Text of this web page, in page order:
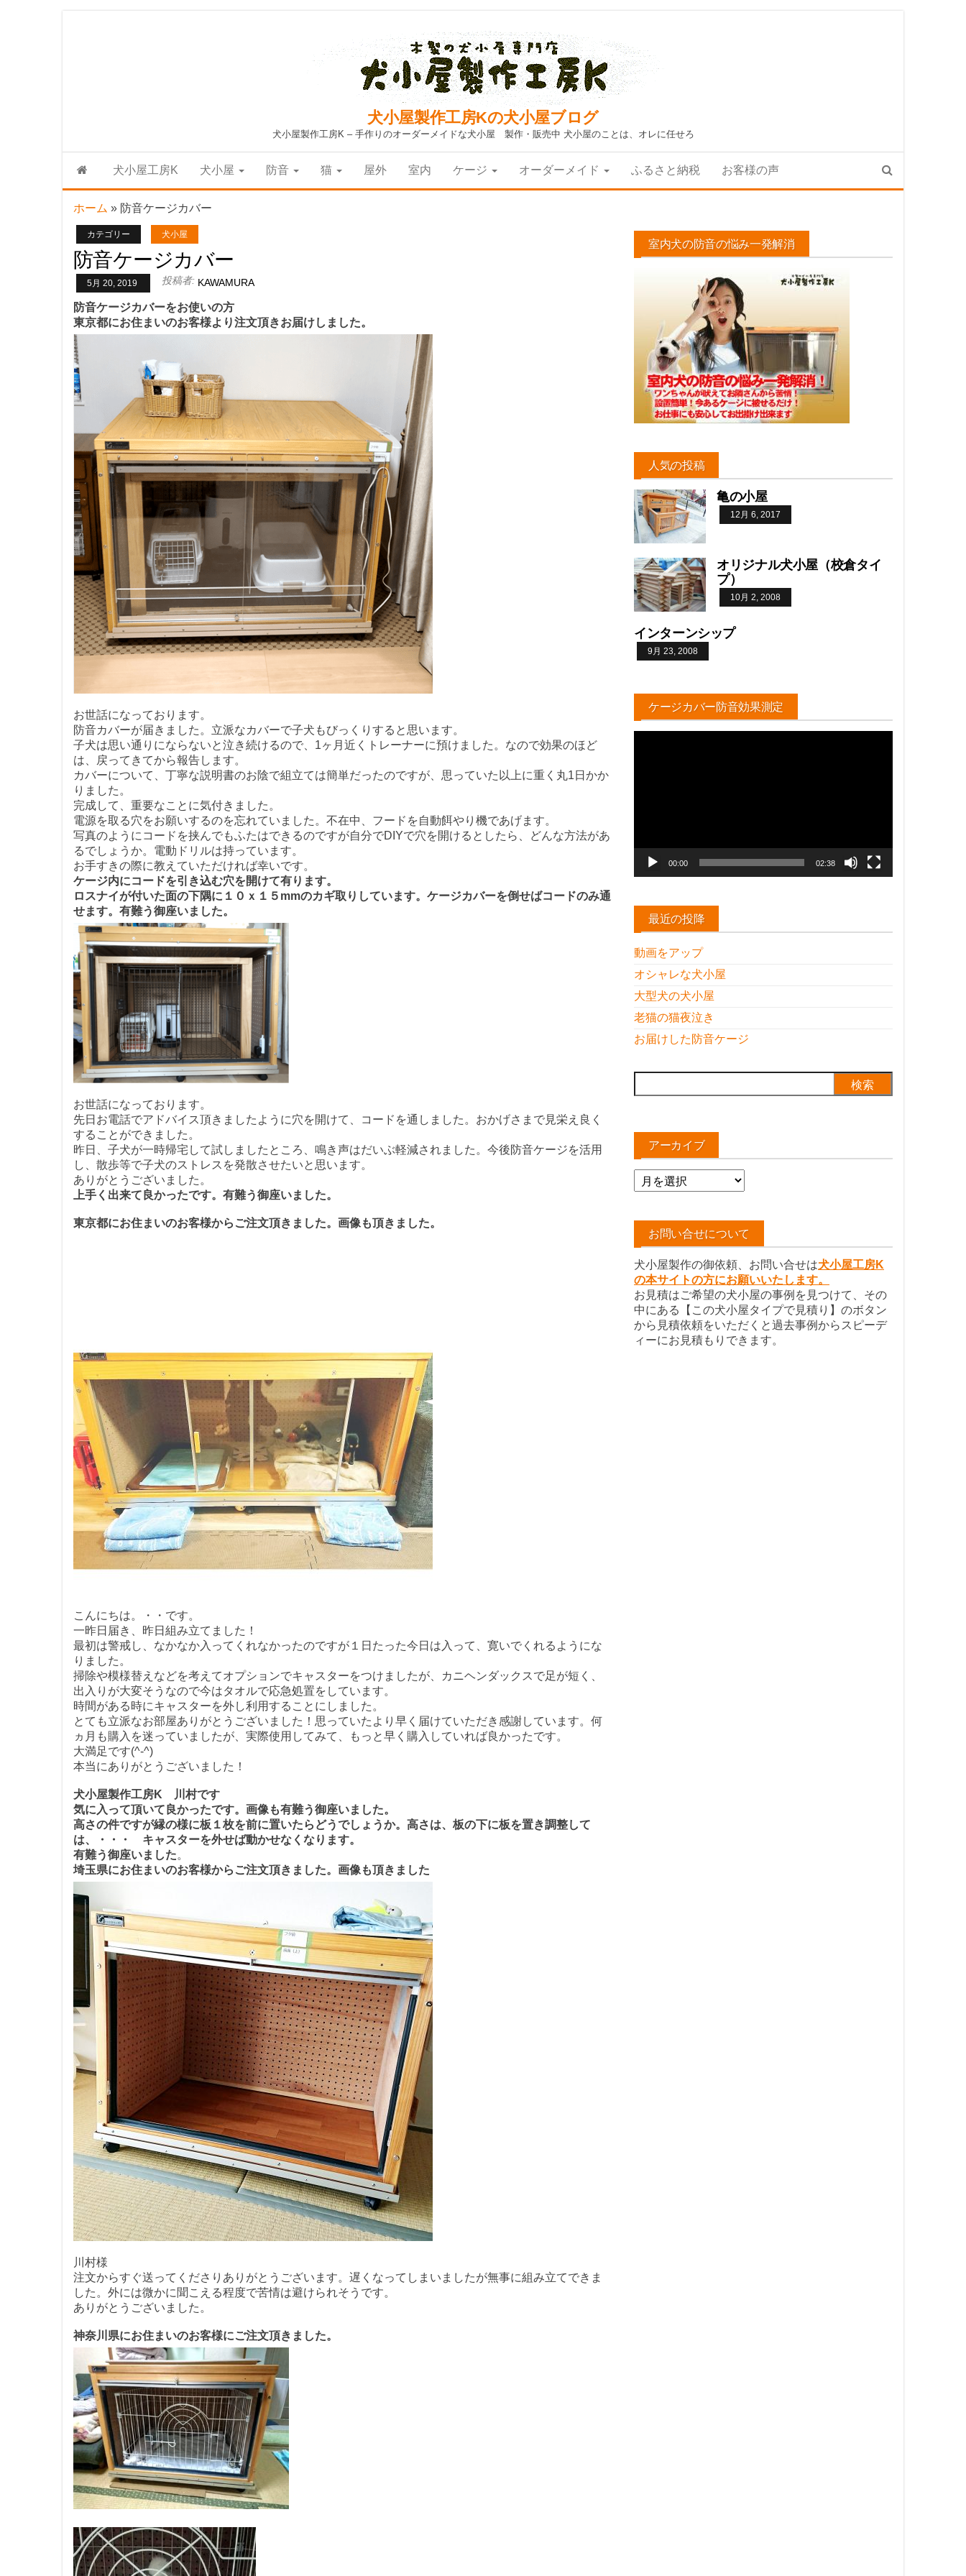
犬小屋製作工房Kの犬小屋ブログ
犬小屋製作工房K – 手作りのオーダーメイドな犬小屋 製作・販売中 犬小屋のことは、オレに任せろ
犬小屋工房K 犬小屋 防音 猫 屋外 室内 ケージ オーダーメイド ふるさと納税 お客様の声
ホーム » 防音ケージカバー
カテゴリー 犬小屋
防音ケージカバー
5月 20, 2019 投稿者: KAWAMURA
防音ケージカバーをお使いの方
東京都にお住まいのお客様より注文頂きお届けしました。
お世話になっております。
防音カバーが届きました。立派なカバーで子犬もびっくりすると思います。
子犬は思い通りにならないと泣き続けるので、1ヶ月近くトレーナーに預けました。なので効果のほど
は、戻ってきてから報告します。
カバーについて、丁寧な説明書のお陰で組立ては簡単だったのですが、思っていた以上に重く丸1日かか
りました。
完成して、重要なことに気付きました。
電源を取る穴をお願いするのを忘れていました。不在中、フードを自動餌やり機であげます。
写真のようにコードを挟んでもふたはできるのですが自分でDIYで穴を開けるとしたら、どんな方法があ
るでしょうか。電動ドリルは持っています。
お手すきの際に教えていただければ幸いです。
ケージ内にコードを引き込む穴を開けて有ります。
ロスナイが付いた面の下隅に１０ｘ１５mmのカギ取りしています。ケージカバーを倒せばコードのみ通
せます。 有難う御座いました。
お世話になっております。
先日お電話でアドバイス頂きましたように穴を開けて、コードを通しました。おかげさまで見栄え良く
することができました。
昨日、子犬が一時帰宅して試しましたところ、鳴き声はだいぶ軽減されました。今後防音ケージを活用
し、散歩等で子犬のストレスを発散させたいと思います。
ありがとうございました。
上手く出来て良かったです。有難う御座いました。
東京都にお住まいのお客様からご注文頂きました。画像も頂きました。
こんにちは。・・です。
一昨日届き、昨日組み立てました！
最初は警戒し、なかなか入ってくれなかったのですが１日たった今日は入って、寛いでくれるようにな
りました。
掃除や模様替えなどを考えてオプションでキャスターをつけましたが、カニヘンダックスで足が短く、
出入りが大変そうなので今はタオルで応急処置をしています。
時間がある時にキャスターを外し利用することにしました。
とても立派なお部屋ありがとうございました！思っていたより早く届けていただき感謝しています。何
ヵ月も購入を迷っていましたが、実際使用してみて、もっと早く購入していれば良かったです。
大満足です(^-^)
本当にありがとうございました！
犬小屋製作工房K 川村です
気に入って頂いて良かったです。画像も有難う御座いました。
高さの件ですが縁の様に板１枚を前に置いたらどうでしょうか。高さは、板の下に板を置き調整して
は、・・・ キャスターを外せば動かせなくなります。
有難う御座いました。
埼玉県にお住まいのお客様からご注文頂きました。画像も頂きました
川村様
注文からすぐ送ってくださりありがとうございます。遅くなってしまいましたが無事に組み立てできま
した。外には微かに聞こえる程度で苦情は避けられそうです。
ありがとうございました。
神奈川県にお住まいのお客様にご注文頂きました。
室内犬の防音の悩み一発解消
人気の投稿
亀の小屋
12月 6, 2017
オリジナル犬小屋（校倉タイ
プ）
10月 2, 2008
インターンシップ
9月 23, 2008
ケージカバー防音効果測定
00:00 02:38
最近の投降
動画をアップ
オシャレな犬小屋
大型犬の犬小屋
老猫の猫夜泣き
お届けした防音ケージ
索:
アーカイブ
ア
ー
イ
お問い合せについて
犬小屋製作の御依頼、お問い合せは犬小屋工房K
の本サイトの方にお願いいたします。
お見積はご希望の犬小屋の事例を見つけて、その
中にある【この犬小屋タイプで見積り】のボタン
から見積依頼をいただくと過去事例からスピーデ
ィーにお見積もりできます。